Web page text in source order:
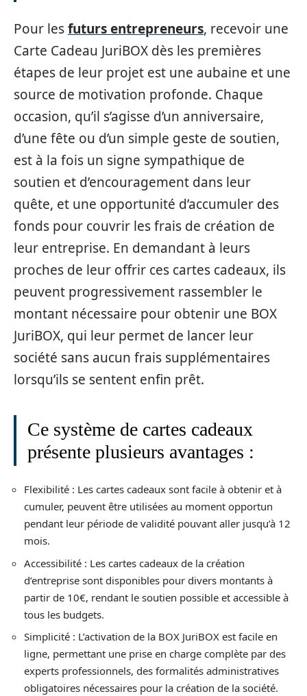
Pour lesfuturs entrepreneurs, recevoir une
Carte Cadeau JuriBOX dès les premières
étapes de leur projet est une aubaine et une
source de motivation profonde. Chaque
occasion, qu’il s’agisse d’un anniversaire,
d’une fête ou d’un simple geste de soutien,
est à la fois un signe sympathique de
soutien et d’encouragement dans leur
quête, et une opportunité d’accumuler des
fonds pour couvrir les frais de création de
leur entreprise. En demandant à leurs
proches de leur offrir ces cartes cadeaux, ils
peuvent progressivement rassembler le
montant nécessaire pour obtenir une BOX
JuriBOX, qui leur permet de lancer leur
société sans aucun frais supplémentaires
lorsqu’ils se sentent enfin prêt.
Ce système de cartes cadeaux
présente plusieurs avantages :
Flexibilité : Les cartes cadeaux sont facile à obtenir et à
cumuler, peuvent être utilisées au moment opportun
pendant leur période de validité pouvant aller jusqu’à 12
mois.
Accessibilité : Les cartes cadeaux de la création
d’entreprise sont disponibles pour divers montants à
partir de 10€, rendant le soutien possible et accessible à
tous les budgets.
Simplicité : L’activation de la BOX JuriBOX est facile en
ligne, permettant une prise en charge complète par des
experts professionnels, des formalités administratives
obligatoires nécessaires pour la création de la société.